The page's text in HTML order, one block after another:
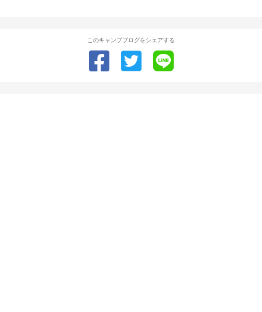
このキャンプブログをシェアする